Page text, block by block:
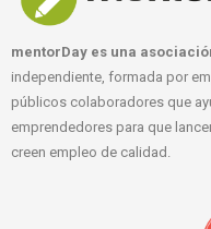
mentorDay es una
independiente, formada por
públicos colaboradores que
emprendedores para que
creen empleo de calidad.